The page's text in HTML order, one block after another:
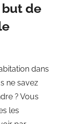
de
dans
ne savez
? Vous
les